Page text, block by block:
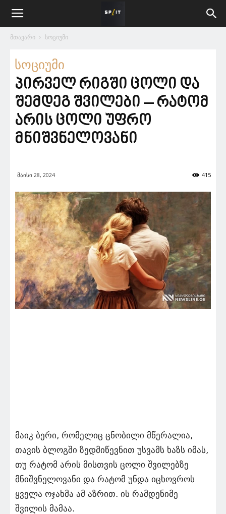
მთავარი სოციუმი
სოციუმი
პირველ რიგში ცოლი და
შემდეგ შვილები – რატომ
არის ცოლი უფრო
მნიშვნელოვანი
მაისი 28, 2024 415
მაიკ ბერი, რომელიც ცნობილი მწერალია,
თავის ბლოგში ზედმიწევნით უსვამს ხაზს იმას,
თუ რატომ არის მისთვის ცოლი შვილებზე
მნიშვნელოვანი და რატომ უნდა იცხოვროს
ყველა ოჯახმა ამ აზრით. ის რამდენიმე
შვილის მამაა.